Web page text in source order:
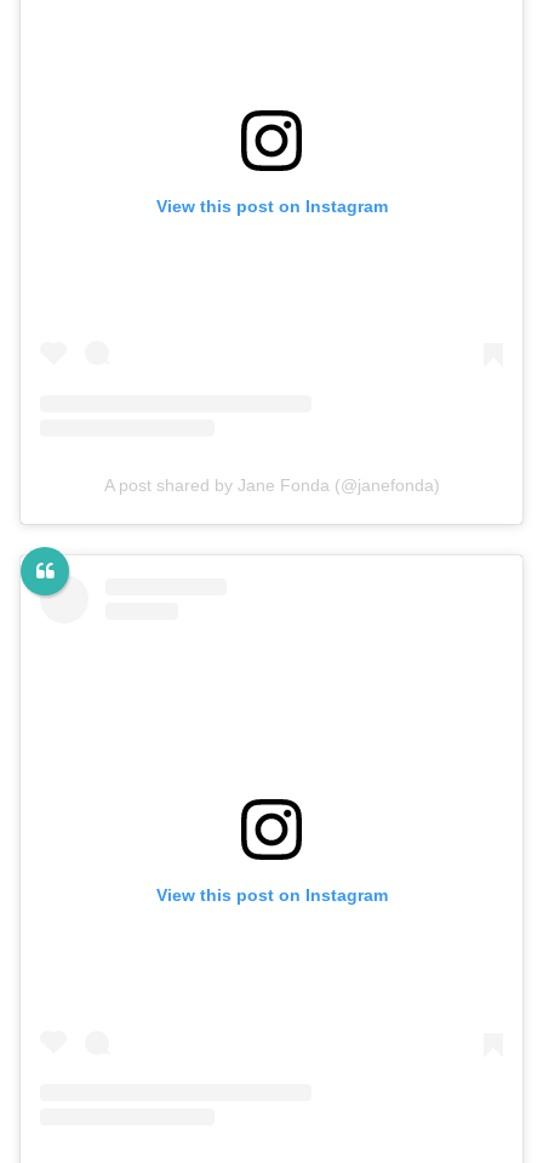
View this post on Instagram
A post shared by Jane Fonda (@janefonda)
View this post on Instagram